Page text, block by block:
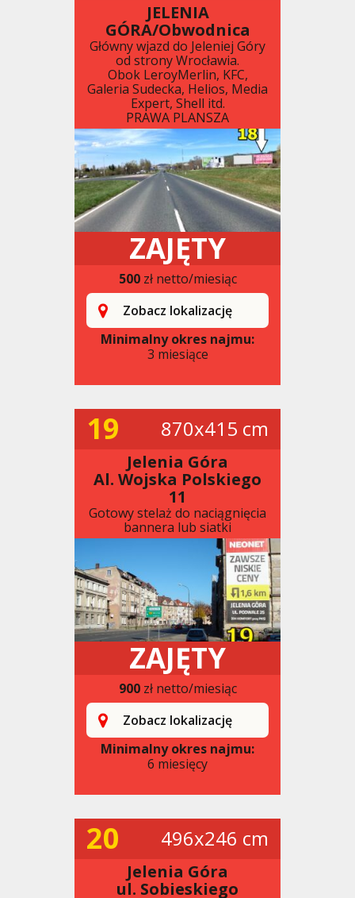
JELENIA
GÓRA/Obwodnica
Główny wjazd do Jeleniej Góry
od strony Wrocławia.
Obok LeroyMerlin, KFC,
Galeria Sudecka, Helios, Media
Expert, Shell itd.
PRAWA PLANSZA
ZAJĘTY
500zł netto/miesiąc
Zobacz lokalizację
Minimalny okres najmu:
3 miesiące
19 870x415 cm
Jelenia Góra
Al. Wojska Polskiego
11
Gotowy stelaż do naciągnięcia
bannera lub siatki
ZAJĘTY
900zł netto/miesiąc
Zobacz lokalizację
Minimalny okres najmu:
6 miesięcy
20 496x246 cm
Jelenia Góra
ul. Sobieskiego